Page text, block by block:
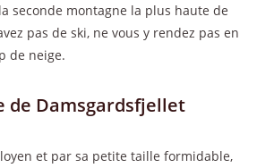
seconde montagne la plus haute de
pas de ski, ne vous y rendez pas en
de neige.
de Damsgardsfjellet
et par sa petite taille formidable,